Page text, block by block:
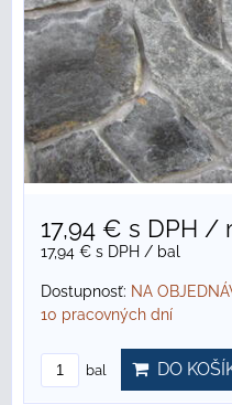
17,94 € s DPH /
17,94 € s DPH / bal
Dostupnosť: NA
10 pracovných dní
bal DO